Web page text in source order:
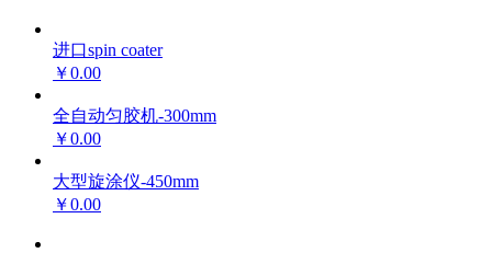
进口spin coater
￥0.00
全自动匀胶机-300mm
￥0.00
大型旋涂仪-450mm
￥0.00